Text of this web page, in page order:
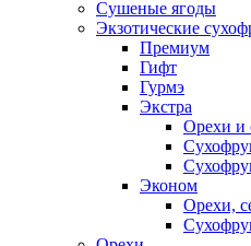
Сушеные ягоды
Экзотические
Премиум
Гифт
Гурмэ
Экстра
Орехи и
Эконом
Орехи,